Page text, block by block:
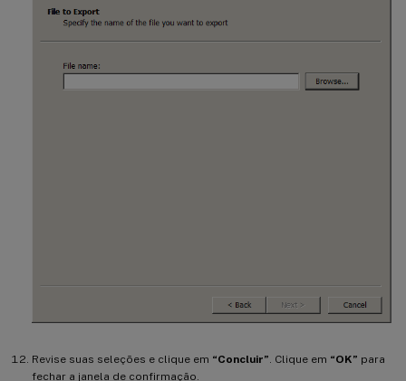
Revise suas seleções e clique em “Concluir” . Clique em “OK” para
fechar a janela de confirmação.